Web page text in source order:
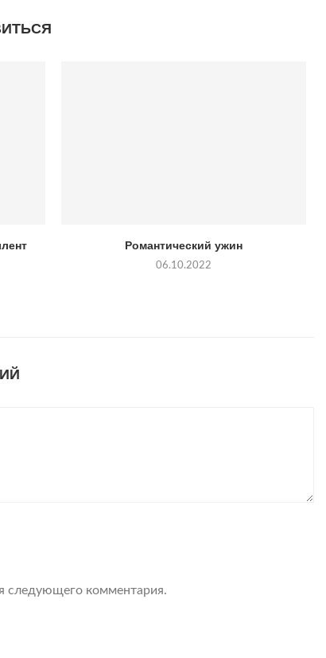
Романтический ужин
06.10.2022
следующего комментария.